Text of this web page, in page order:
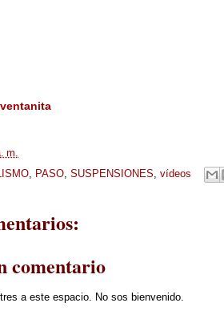
m.
PASO SUSPENSIONES vídeos
comentario
a este espacio. No sos bienvenido.